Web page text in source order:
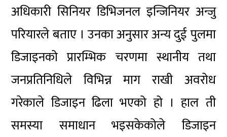
अधिकारी सिनियर डिभिजनल इन्जिनियर अन्जु
परियारले बताए । उनका अनुसार अन्य दुई पुलमा
डिजाइनको प्रारम्भिक चरणमा स्थानीय तथा
जनप्रतिनिधिले विभिन्न माग राखी अवरोध
गरेकाले डिजाइन ढिला भएको हो । हाल ती
समस्या समाधान भइसकेकोले डिजाइन